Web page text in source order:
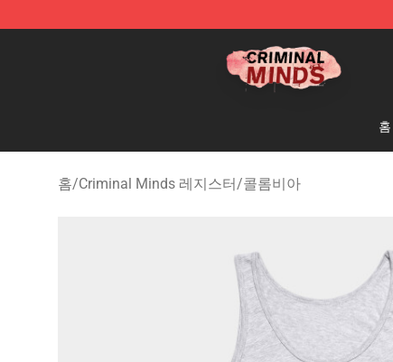
Criminal Minds Shop - Official Criminal Minds
홈
홈/Criminal Minds 레지스터/콜롬비아